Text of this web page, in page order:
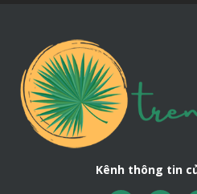
Kênh thông tin